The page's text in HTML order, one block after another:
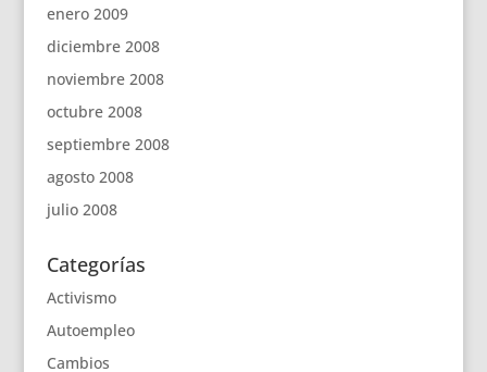
enero 2009
diciembre 2008
noviembre 2008
octubre 2008
septiembre 2008
agosto 2008
julio 2008
Categorías
Activismo
Autoempleo
Cambios